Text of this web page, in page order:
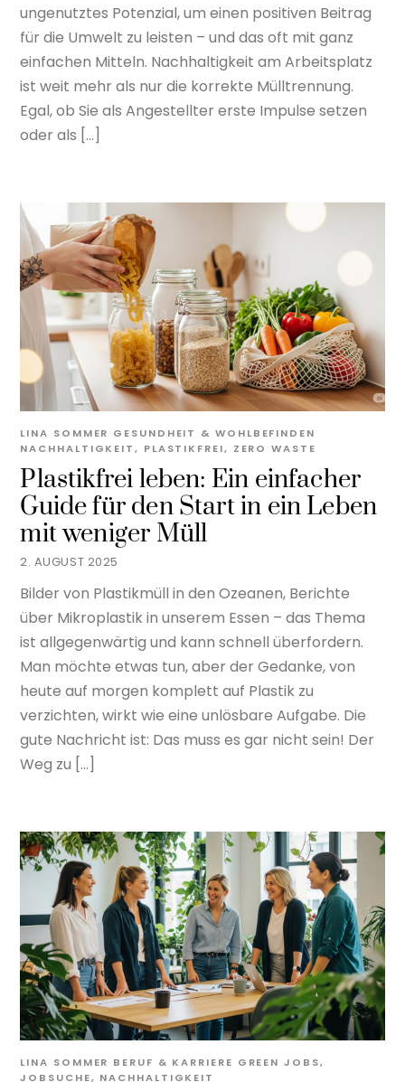
ungenutztes Potenzial, um einen positiven Beitrag
für die Umwelt zu leisten – und das oft mit ganz
einfachen Mitteln. Nachhaltigkeit am Arbeitsplatz
ist weit mehr als nur die korrekte Mülltrennung.
Egal, ob Sie als Angestellter erste Impulse setzen
oder als […]
2. AUGUST 2025
Plastikfrei leben: Ein einfacher
Guide für den Start in ein Leben
mit weniger Müll
LINA SOMMER GESUNDHEIT & WOHLBEFINDEN
NACHHALTIGKEIT, PLASTIKFREI, ZERO WASTE
Bilder von Plastikmüll in den Ozeanen, Berichte
über Mikroplastik in unserem Essen – das Thema
ist allgegenwärtig und kann schnell überfordern.
Man möchte etwas tun, aber der Gedanke, von
heute auf morgen komplett auf Plastik zu
verzichten, wirkt wie eine unlösbare Aufgabe. Die
gute Nachricht ist: Das muss es gar nicht sein! Der
Weg zu […]
LINA SOMMER BERUF & KARRIERE GREEN JOBS,
JOBSUCHE, NACHHALTIGKEIT